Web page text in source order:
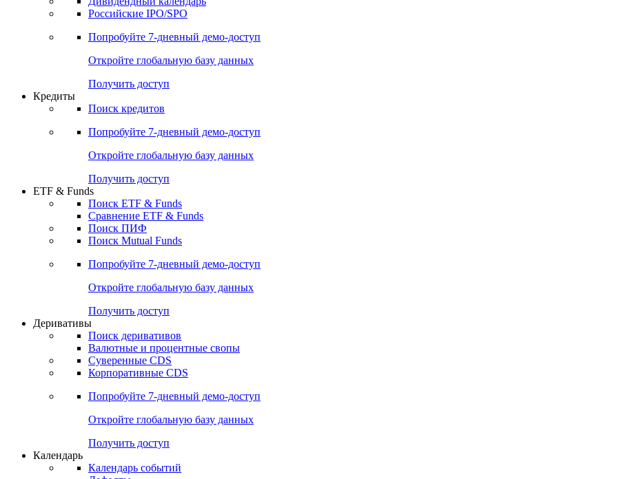
Получить доступ
Акции
Поиск акций
Дивидендный календарь
Российские IPO/SPO
Попробуйте7-дневный
Откройте глобальную базу данных
Получить доступ
Кредиты
Поиск кредитов
Попробуйте7-дневный
Откройте глобальную базу данных
Получить доступ
ETF & Funds
Поиск ETF & Funds
Сравнение ETF & Funds
Поиск ПИФ
Поиск Mutual Funds
Попробуйте7-дневный
Откройте глобальную базу данных
Получить доступ
Деривативы
Поиск деривативов
Валютные и процентные свопы
Суверенные CDS
Корпоративные CDS
Попробуйте7-дневный
Откройте глобальную базу данных